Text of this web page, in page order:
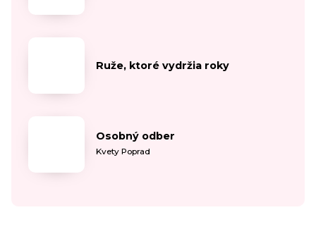
Ruže, ktoré vydržia roky
Osobný odber
Kvety Poprad